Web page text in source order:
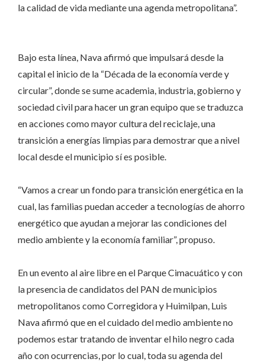
la calidad de vida mediante una agenda metropolitana”.
Bajo esta línea, Nava afirmó que impulsará desde la
capital el inicio de la “Década de la economía verde y
circular”, donde se sume academia, industria, gobierno y
sociedad civil para hacer un gran equipo que se traduzca
en acciones como mayor cultura del reciclaje, una
transición a energías limpias para demostrar que a nivel
local desde el municipio sí es posible.
“Vamos a crear un fondo para transición energética en la
cual, las familias puedan acceder a tecnologías de ahorro
energético que ayudan a mejorar las condiciones del
medio ambiente y la economía familiar”, propuso.
En un evento al aire libre en el Parque Cimacuático y con
la presencia de candidatos del PAN de municipios
metropolitanos como Corregidora y Huimilpan, Luis
Nava afirmó que en el cuidado del medio ambiente no
podemos estar tratando de inventar el hilo negro cada
año con ocurrencias, por lo cual, toda su agenda del